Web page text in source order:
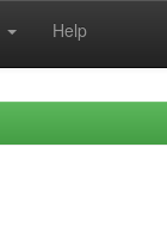
Help